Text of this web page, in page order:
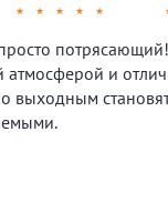
★ ★ ★ ★ ★
атмосферой и
выходным